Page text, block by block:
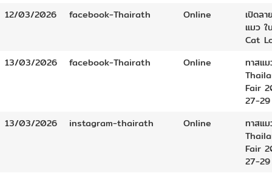
12/03/2026
facebook-Thairath Online
เปิดลา
แมว ใ
Cat
13/03/2026
facebook-Thairath Online
ทาสแ
Fair
27-
13/03/2026
instagram-thairath Online
ทาสแ
Fair
27-